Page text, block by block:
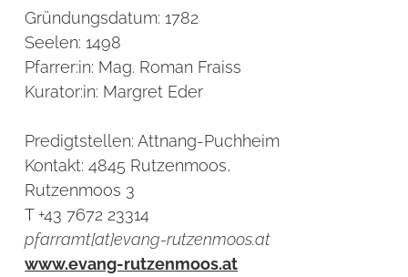
Gründungsdatum: 1782
Seelen: 1498
Pfarrer:in: Mag. Roman Fraiss
Kurator:in: Margret Eder
Predigtstellen: Attnang-Puchheim
Kontakt: 4845 Rutzenmoos,
Rutzenmoos 3
T +43 7672 23314
pfarramt[at]evang-rutzenmoos.at
www.evang-rutzenmoos.at